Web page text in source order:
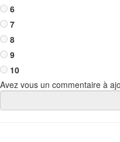
6
7
8
9
10
Avez vous un commentaire à